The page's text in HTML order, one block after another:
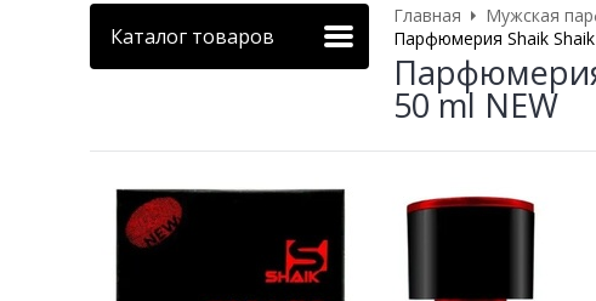
Каталог товаров
Главная Мужская
Парфюмерия Shaik
Парфюмерия
50 ml NEW